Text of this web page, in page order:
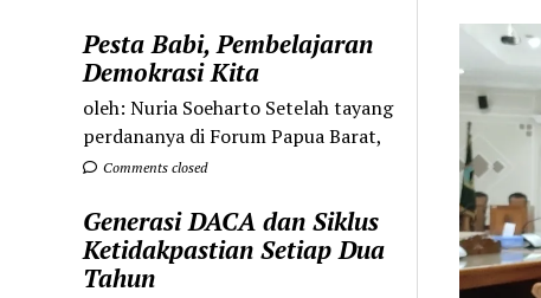
Pesta Babi, Pembelajaran
Demokrasi Kita
oleh: Nuria Soeharto Setelah tayang
perdananya di Forum Papua Barat,
Comments closed
Generasi DACA dan Siklus
Ketidakpastian Setiap Dua
Tahun